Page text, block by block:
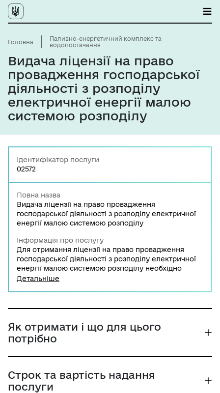
Головна
Паливно-енергетичний комплекс та
водопостачання
Видача ліцензії на право
провадження господарської
діяльності з розподілу
електричної енергії малою
системою розподілу
Ідентифікатор послуги
02572
Повна назва
Видача ліцензії на право провадження
господарської діяльності з розподілу електричної
енергії малою системою розподілу
Інформація про послугу
Для отримання ліцензії на право провадження
господарської діяльності з розподілу електричної
енергії малою системою розподілу необхідно
звернутись до НКРЕКП із заявою та необхідним
Детальніше
Як отримати і що для цього
потрібно
Строк та вартість надання
послуги